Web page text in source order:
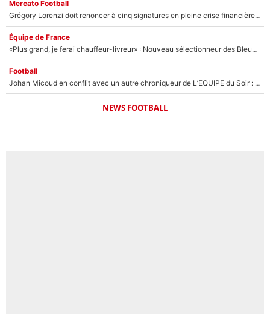
Mercato Football
Grégory Lorenzi doit renoncer à cinq signatures en pleine crise financière : L’IA propose sept noms à l’OM pour un mercato réussi... à seulement 5M€ !
Équipe de France
«Plus grand, je ferai chauffeur-livreur» : Nouveau sélectionneur des Bleus, Zinédine Zidane s’était imaginé un avenir très différent lorsqu'il était enfant
Football
Johan Micoud en conflit avec un autre chroniqueur de L’EQUIPE du Soir : «Pendant un moment, je ne les ai pas remis ensemble dans l'émission»
NEWS FOOTBALL